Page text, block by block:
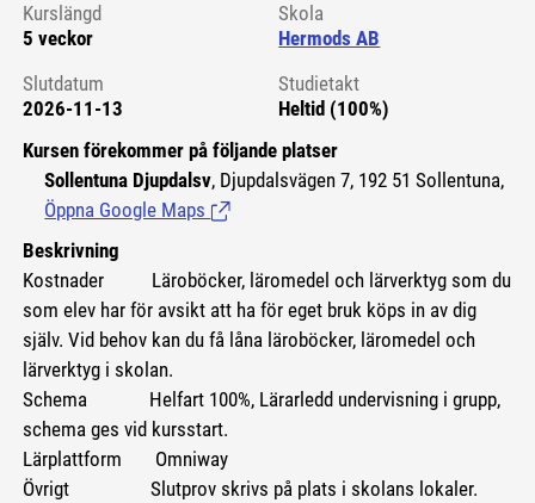
Kurslängd
5 veckor
Skola
Hermods AB
Slutdatum
2026-11-13
Studietakt
Heltid (100%)
Kursen förekommer på följande platser
Sollentuna Djupdalsv, Djupdalsvägen 7, 192 51 Sollentuna,
Öppna Google Maps (Länk till extern sida.)
Beskrivning
Kostnader Läroböcker, läromedel och lärverktyg som du
som elev har för avsikt att ha för eget bruk köps in av dig
själv. Vid behov kan du få låna läroböcker, läromedel och
lärverktyg i skolan.
Schema Helfart 100%, Lärarledd undervisning i grupp,
schema ges vid kursstart.
Lärplattform Omniway
Övrigt Slutprov skrivs på plats i skolans lokaler.